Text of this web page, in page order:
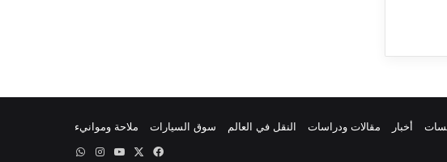
أخبار مقالات ودراسات النقل في العالم سوق السيارات
ملاحة وموانيء
فيسبوك
‫YouTubeانستقرام